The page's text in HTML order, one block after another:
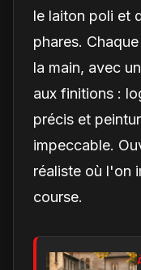
le laiton poli et
phares.
la main, avec
aux finitions :
précis et
impeccable.
réaliste où l'on
course.